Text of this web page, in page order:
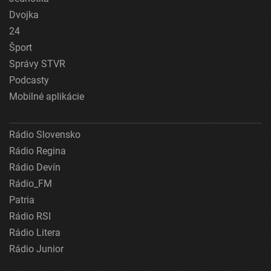
Dvojka
24
Šport
Správy STVR
Podcasty
Mobilné aplikácie
Rádio Slovensko
Rádio Regina
Rádio Devín
Rádio_FM
Patria
Rádio RSI
Rádio Litera
Rádio Junior